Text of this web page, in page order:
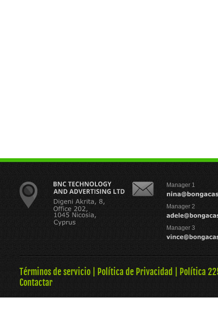
Manager 1
Manager 2
Manager 3
Términos de servicio Política de Privacidad
Política
Contactar